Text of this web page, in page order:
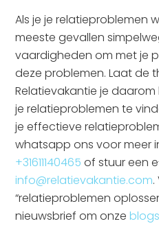
Als je je relatieproblemen
meeste gevallen
vaardigheden om met je
deze problemen. Laat de
Relatievakantie je
je relatieproblemen te
je effectieve
whatsapp ons voor meer
+31611140465 of stuur een
info@relatievakantie.com
“relatieproblemen
nieuwsbrief om onzeblogs